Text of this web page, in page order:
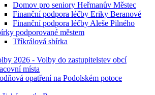
Domov pro seniory Heřmanův Městec
Finanční podpora léčby Eriky Beranové
Finanční podpora léčby Aleše Pilného
podporované městem
Tříkrálová sbírka
2026 - Volby do zastupitelstev obcí
místa
opatření na Podolském potoce